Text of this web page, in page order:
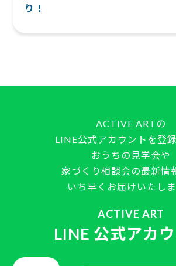
り！
ACTIVE ARTの
LINE公式アカウントを登
おうちの見学会や
家づくり相談会の最新情
いち早くお届けいたしま
ACTIVE ART
LINE 公式アカ